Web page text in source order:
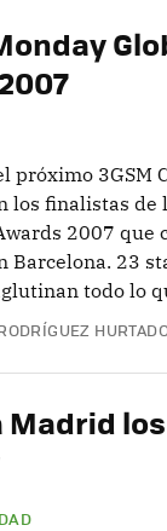
próximo 3GSM
los finalistas de
2007 que
Barcelona. 23
todo lo
Madrid